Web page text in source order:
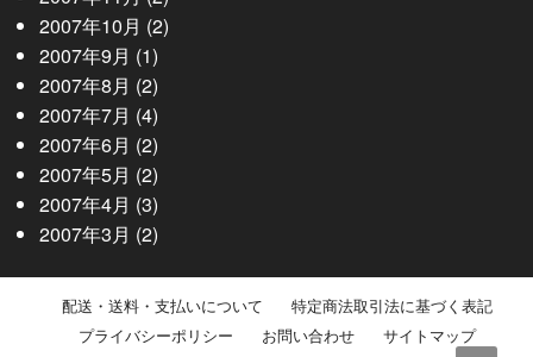
2007年10月 (2)
2007年9月 (1)
2007年8月 (2)
2007年7月 (4)
2007年6月 (2)
2007年5月 (2)
2007年4月 (3)
2007年3月 (2)
配送・送料・支払いについて
特定商法取引法に基づく表記
プライバシーポリシー
お問い合わせ サイトマップ